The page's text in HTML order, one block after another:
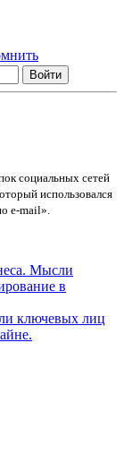
социальных сетей
использовался
e-mail».
ключевых лиц